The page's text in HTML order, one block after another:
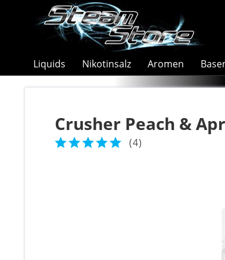
Liquids Nikotinsalz Aromen
Crusher Peach &
(4)